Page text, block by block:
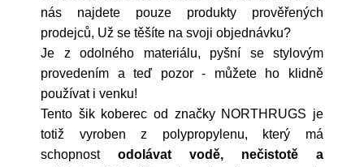
nás najdete pouze produkty prověřených
prodejců, Už se těšíte na svoji objednávku?
Je z odolného materiálu, pyšní se stylovým
provedením a teď pozor - můžete ho klidně
používat i venku!
Tento šik koberec od značky NORTHRUGS je
totiž vyroben z polypropylenu, který má
schopnost odolávat vodě, nečistotě a